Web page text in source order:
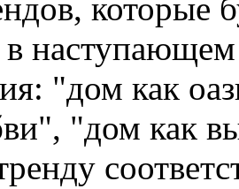
которые
в
"дом как
"дом как